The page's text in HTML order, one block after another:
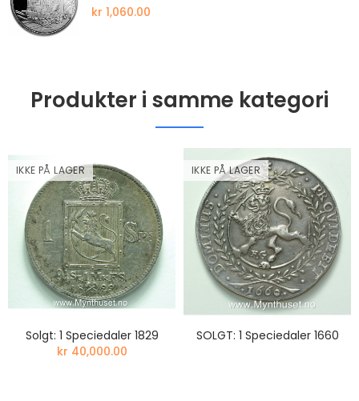
kr 1,060.00
Produkter i samme kategori
IKKE PÅ LAGER
Solgt: 1 Speciedaler 1829
kr 40,000.00
IKKE PÅ LAGER
SOLGT: 1 Speciedaler 1660